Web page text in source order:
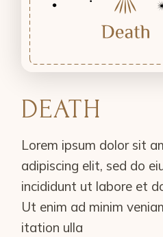
DEATH
Lorem ipsum dolor sit
adipiscing elit, sed do
incididunt ut labore et
Ut enim ad minim
itation ulla